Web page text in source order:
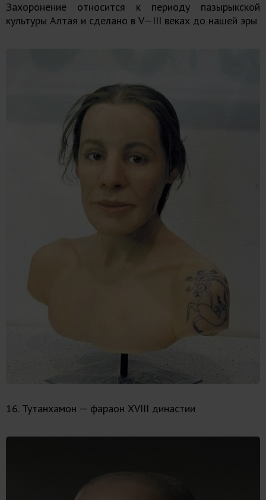
Захоронение относится к периоду пазырыкской
культуры Алтая и сделано в V—III веках до нашей эры
16. Тутанхамон — фараон XVIII династии